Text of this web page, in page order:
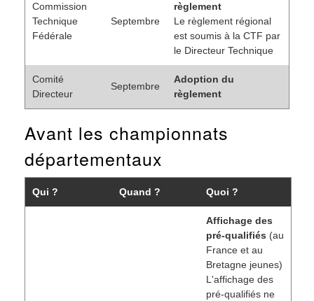
Commission
Technique
Fédérale
Septembre
règlement
Le règlement régional
est soumis à la CTF par
le Directeur Technique
Comité
Directeur
Septembre
Adoption du
règlement
Avant les championnats
départementaux
Qui ? Quand ? Quoi ?
Affichage des
pré-qualifiés (au
France et au
Bretagne jeunes)
L'affichage des
pré-qualifiés ne